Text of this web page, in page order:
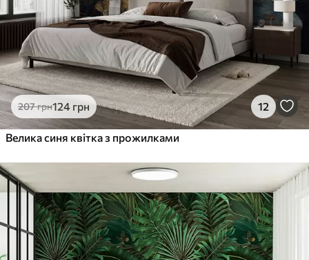
207грн124 грн 12
Велика синя квітка з прожилками